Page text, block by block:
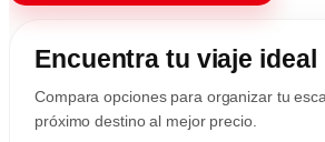
Encuentra tu viaje ideal
Compara opciones para organizar tu
próximo destino al mejor precio.